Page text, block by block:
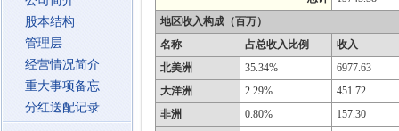
股本结构
管理层
经营情况简介
重大事项备忘
分红送配记录
地区收入构成（百万）
名称
占总收入比例
收入
北美洲
35.34%
6977.63
大洋洲
2.29%
451.72
非洲
0.80%
157.30